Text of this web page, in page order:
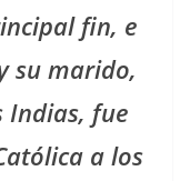
fin, e
su marido,
Indias, fue
a los